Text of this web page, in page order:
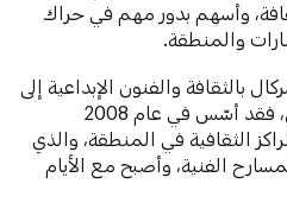
وأسهم بدور مهم في حراك
والمنطقة.
بالثقافة والفنون الإبداعية إلى
واقع في منطقة القوز في دبي، فقد أسّس في عام 2008
الثقافية في المنطقة، والذي
الفنية، وأصبح مع الأيام